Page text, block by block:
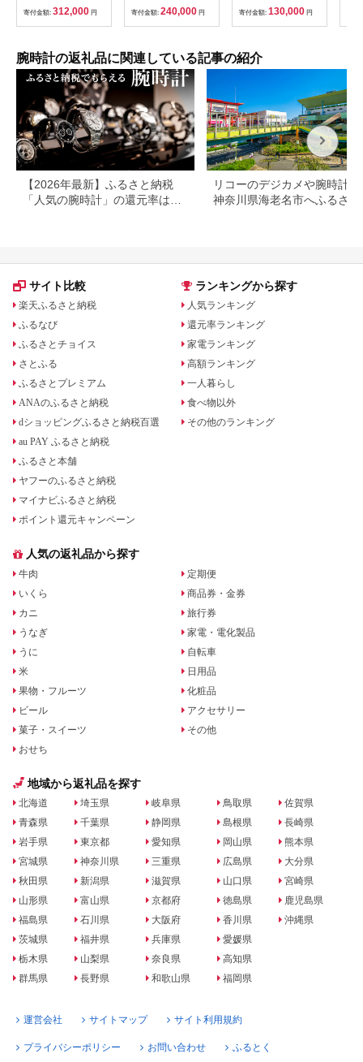
寄付金額: 312,000 円
計 ウオッチ クリスタ
ル ガラス レディース
防水 長野県 塩尻市
寄付金額: 240,000 円
発 腕時計 人気ブラン
ド おしゃれ［ 京都 ニ
ス 国産腕時計
品 高級 おすすめ ウォ
ッチ 時計 ファッショ
寄付金額: 130,000 円
腕時計の返礼品に関連している記事の紹介
【2026年最新】ふるさと納税
「人気の腕時計」の還元率は？
リコーのデジカメや腕時計な
神奈川県海老名市へふるさと
サイト比較
楽天ふるさと納税
ふるなび
ふるさとチョイス
さとふる
ふるさとプレミアム
ANAのふるさと納税
dショッピングふるさと納税百選
au PAY ふるさと納税
ふるさと本舗
ヤフーのふるさと納税
マイナビふるさと納税
ポイント還元キャンペーン
ランキングから探す
人気ランキング
還元率ランキング
家電ランキング
高額ランキング
一人暮らし
食べ物以外
その他のランキング
人気の返礼品から探す
牛肉
いくら
カニ
うなぎ
うに
米
果物・フルーツ
ビール
菓子・スイーツ
おせち
定期便
商品券・金券
旅行券
家電・電化製品
自転車
日用品
化粧品
アクセサリー
その他
地域から返礼品を探す
北海道
青森県
岩手県
宮城県
秋田県
山形県
福島県
茨城県
栃木県
群馬県
埼玉県
千葉県
東京都
神奈川県
新潟県
富山県
石川県
福井県
山梨県
長野県
岐阜県
静岡県
愛知県
三重県
滋賀県
京都府
大阪府
兵庫県
奈良県
和歌山県
鳥取県
島根県
岡山県
広島県
山口県
徳島県
香川県
愛媛県
高知県
福岡県
佐賀県
長崎県
熊本県
大分県
宮崎県
鹿児島県
沖縄県
運営会社 サイトマップ サイト利用規約
プライバシーポリシー お問い合わせ ふるとく